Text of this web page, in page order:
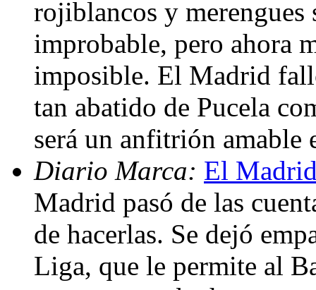
rojiblancos y merengues
improbable, pero ahora
imposible. El Madrid
tan abatido de Pucela
será un anfitrión
Diario Marca: El
Madrid pasó de las
de hacerlas. Se dejó
Liga, que le permite al